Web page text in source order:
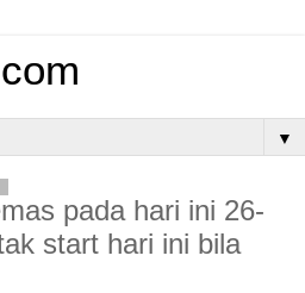
▼
pada hari ini 26-
start hari ini bila